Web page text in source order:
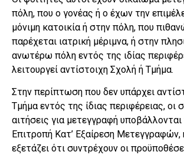
πόλη, που ο γονέας ή ο έχων την
μόνιμη κατοικία ή στην πόλη, που
παρέχεται ιατρική μέριμνα, ή στην
ανωτέρω πόλη εντός της ιδίας
λειτουργεί αντίστοιχη Σχολή ή Τμήμα.
Στην περίπτωση που δεν υπάρχει
Τμήμα εντός της ίδιας περιφέρειας, οι
αιτήσεις για μετεγγραφή
Επιτροπή Κατ’ Εξαίρεση Μετεγγραφών,
εξετάζει ότι συντρέχουν οι